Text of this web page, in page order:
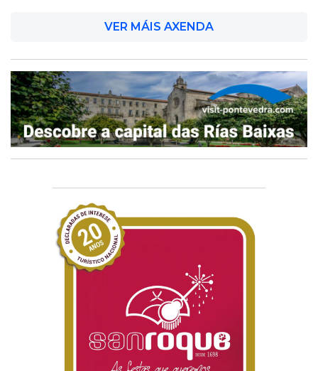
VER MÁIS AXENDA